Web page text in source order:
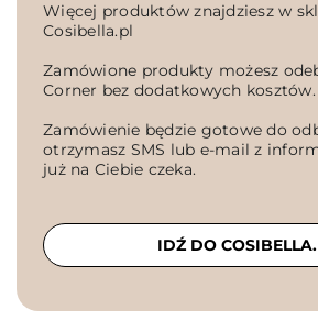
Więcej produktów znajdziesz w
Cosibella.pl
Zamówione produkty możesz
Corner bez dodatkowych kosztów.
Zamówienie będzie gotowe do
otrzymasz SMS lub e-mail z
już na Ciebie czeka.
IDŹ DO